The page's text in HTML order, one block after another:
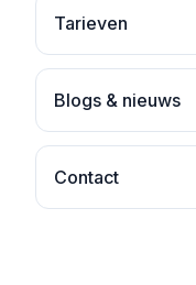
Tarieven
Blogs & nieuws
Contact